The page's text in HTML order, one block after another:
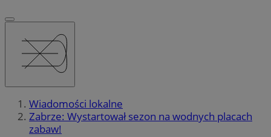
Wiadomości lokalne
Zabrze: Wystartował sezon na wodnych placach
zabaw!